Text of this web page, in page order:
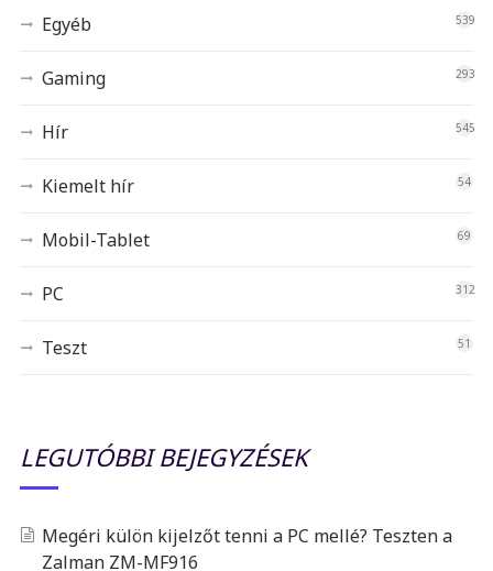
Egyéb 539
Gaming 293
Hír 545
Kiemelt hír 54
Mobil-Tablet 69
PC 312
Teszt 51
LEGUTÓBBI BEJEGYZÉSEK
Megéri külön kijelzőt tenni a PC mellé? Teszten a
Zalman ZM-MF916